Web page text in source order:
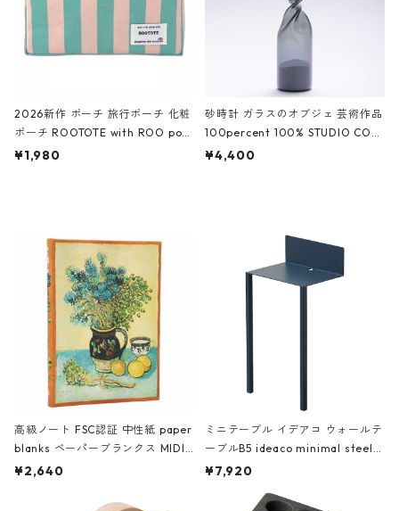
2026新作 ポーチ 旅行ポーチ 化粧
ポーチ ROOTOTE with ROO pou
ch 3532 ルートート WR.ポーチ.ラ
¥1,980
砂時計 ガラスのオブジェ 芸術作品
100percent 100% STUDIO COH
AKU Timeless 100パーセント ス
¥4,400
高級ノート FSC認証 中性紙 paper
blanks ペーパーブランクス MIDI
ハードカバー 罫線 ヴァン・ゴッホ
¥2,640
ミニテーブル イデアコ ウォールテ
ーブルB5 ideaco minimal steel f
urniture WALL Table B5 ネイビー
¥7,920